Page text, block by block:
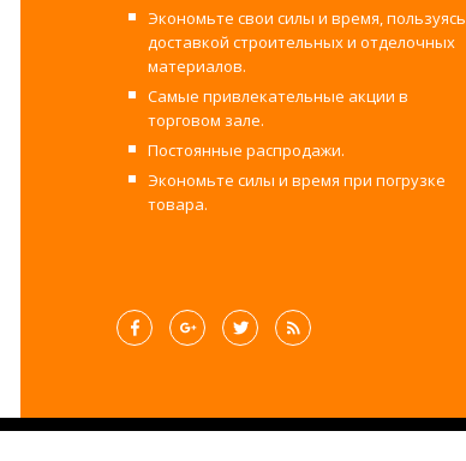
Экономьте свои силы и время, пользуясь
доставкой строительных и отделочных
материалов.
Самые привлекательные акции в
торговом зале.
Постоянные распродажи.
Экономьте силы и время при погрузке
товара.